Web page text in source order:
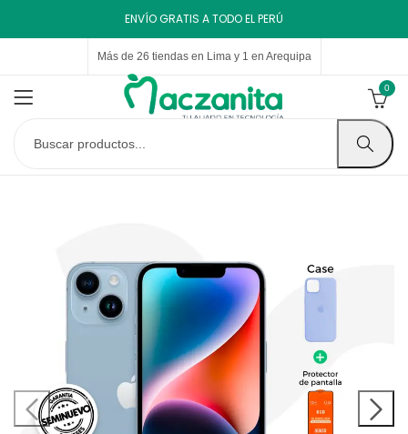
ENVÍO GRATIS A TODO EL PERÚ
Más de 26 tiendas en Lima y 1 en Arequipa
0